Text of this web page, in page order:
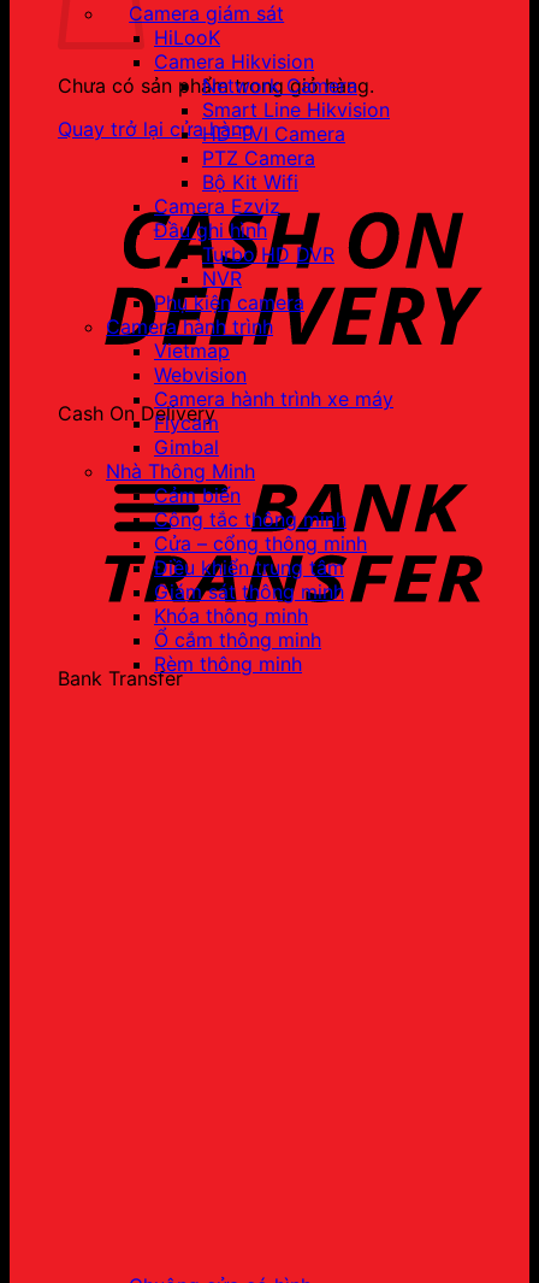
Chưa có sản phẩm trong giỏ hàng.
Quay trở lại cửa hàng
Cash On Delivery
Bank Transfer
Camera giám sát
HiLooK
Camera Hikvision
Network Camera
Smart Line Hikvision
HD-TVI Camera
PTZ Camera
Bộ Kit Wifi
Camera Ezviz
Đầu ghi hình
Turbo HD DVR
NVR
Phụ kiện camera
Camera hành trình
Vietmap
Webvision
Camera hành trình xe máy
Flycam
Gimbal
Nhà Thông Minh
Cảm biến
Công tắc thông minh
Cửa – cổng thông minh
Điều khiển trung tâm
Giám sát thông minh
Khóa thông minh
Ổ cắm thông minh
Rèm thông minh